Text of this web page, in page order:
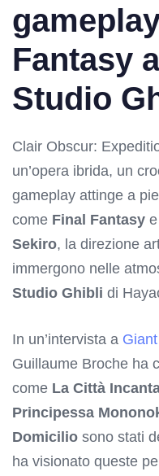
Fantasy
Studio
Clair Obscur:
un’opera ibrida, un
gameplay attinge a
come Final Fantasy
Sekiro, la direzione
immergono nelle
Studio Ghibli di
In un’intervista a
Guillaume Broche ha
come La Città
Principessa
Domicilio sono stati
ha visionato queste